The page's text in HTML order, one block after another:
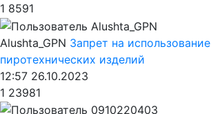
1 8591
Alushta_GPN Запрет на использование
пиротехнических изделий
12:57 26.10.2023
1 23981